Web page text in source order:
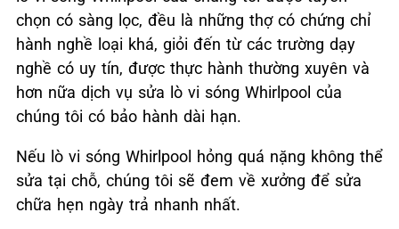
chọn có sàng lọc, đều là những thợ có chứng chỉ
hành nghề loại khá, giỏi đến từ các trường dạy
nghề có uy tín, được thực hành thường xuyên và
hơn nữa dịch vụ sửa lò vi sóng Whirlpool của
chúng tôi có bảo hành dài hạn.
Nếu lò vi sóng Whirlpool hỏng quá nặng không thể
sửa tại chỗ, chúng tôi sẽ đem về xưởng để sửa
chữa hẹn ngày trả nhanh nhất.